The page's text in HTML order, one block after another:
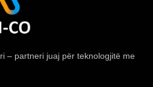
– partneri juaj për teknologjitë me